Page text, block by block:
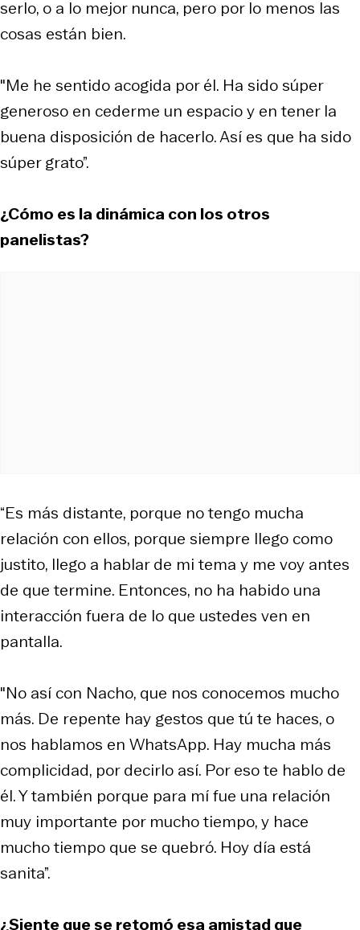
serlo, o a lo mejor nunca, pero por lo menos las
cosas están bien.
"Me he sentido acogida por él. Ha sido súper
generoso en cederme un espacio y en tener la
buena disposición de hacerlo. Así es que ha sido
súper grato”.
¿Cómo es la dinámica con los otros
panelistas?
“Es más distante, porque no tengo mucha
relación con ellos, porque siempre llego como
justito, llego a hablar de mi tema y me voy antes
de que termine. Entonces, no ha habido una
interacción fuera de lo que ustedes ven en
pantalla.
"No así con Nacho, que nos conocemos mucho
más. De repente hay gestos que tú te haces, o
nos hablamos en WhatsApp. Hay mucha más
complicidad, por decirlo así. Por eso te hablo de
él. Y también porque para mí fue una relación
muy importante por mucho tiempo, y hace
mucho tiempo que se quebró. Hoy día está
sanita”.
¿Siente que se retomó esa amistad que